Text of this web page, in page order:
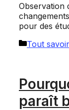
Observation
pour des
Catégories
Tout
paraît